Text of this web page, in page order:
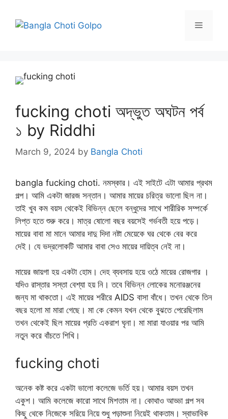
content
Menu
fucking choti অদ্ভুত অঘটন পর্ব
১ by Riddhi
March 9, 2024 by Bangla Choti
bangla fucking choti. নমস্কার। এই সাইটে এটা আমার প্রথম
গল্প। আমি একটা জারজ সন্তান। আমার মায়ের চরিত্র ভালো ছিল না।
তাই খুব কম বয়স থেকেই বিভিন্ন ছেলে বন্ধুদের সাথে শারীরিক সম্পর্কে
লিপ্ত হতে শুরু করে। মাত্র ষোলো বছর বয়সেই গর্ভবতী হয়ে পড়ে।
মায়ের বাবা মা মানে আমার দাদু দিদা নষ্টা মেয়েকে ঘর থেকে বের করে
দেই। যে ভদ্রলোকটি আমার বাবা সেও মায়ের দায়িত্ব নেই না।
মায়ের জায়গা হয় একটা হোম। দেহ ব্যবসায় হয়ে ওঠে মায়ের রোজগার ।
যদিও রাস্তার সস্তা বেশ্যা হয় নি। তবে বিভিন্ন লোকের মনোরঞ্জনের
জন্য মা থাকতো। এই মায়ের শরীরে AIDS বাসা বাঁধে। তখন থেকে তিন
বছর হলো মা মারা গেছে। মা কে কেমন যখন থেকে বুঝতে পেরেছিলাম
তখন থেকেই ছিল মায়ের প্রতি একরাশ ঘৃনা। মা মারা যাওয়ার পর আমি
নতুন করে বাঁচতে শিখি।
fucking choti
অনেক কষ্ট করে একটা ভালো কলেজে ভর্তি হয়। আমার বয়স তখন
একুশ। আমি কলেজে কারো সাথে মিশতাম না। কোথাও আড্ডা গল্প সব
কিছু থেকে নিজেকে সরিয়ে নিয়ে শুধু পড়াশুনা নিয়েই থাকতাম। স্বাভাবিক